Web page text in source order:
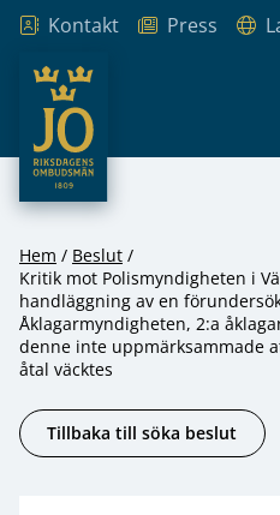
Hoppa till innehåll
Kontakt Press
JO – Riksdagens Ombudsmän
Hem
Beslut
Kritik mot Polismyndigheten i
handläggning av en
Åklagarmyndigheten, 2:a
denne inte uppmärksammade
åtal väcktes
Tillbaka till söka beslut